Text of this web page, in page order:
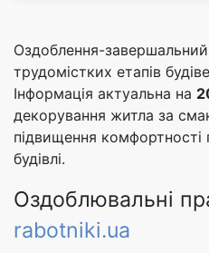
Оздоблення-
трудомістких етапів
Інформація актуальна на
декорування житла за
підвищення комфортності
будівлі.
Оздоблювальні
rabotniki.ua